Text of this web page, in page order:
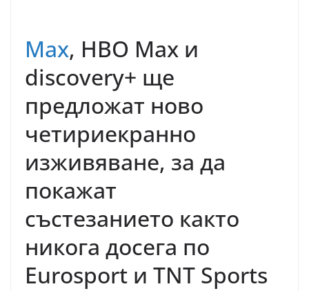
Max, HBO Max и
discovery+ ще
предложат ново
четириекранно
изживяване, за да
покажат
състезанието както
никога досега по
Eurosport и TNT Sports